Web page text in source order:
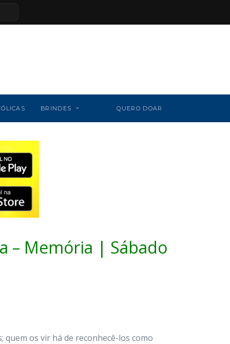
BRINDES QUERO DOAR
– Memória | Sábado
quem os vir há de reconhecê-los como